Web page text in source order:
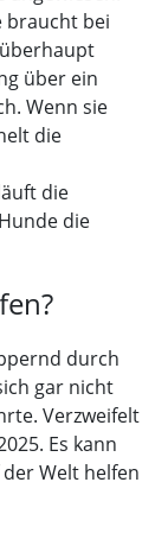
braucht bei
über ein
Wenn sie
die
die
die
durch
gar nicht
Verzweifelt
Es kann
Welt helfen